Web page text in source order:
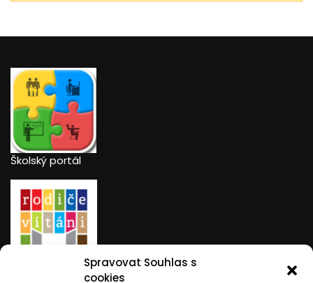
Spravovat Souhlas s
cookies
Školský portál